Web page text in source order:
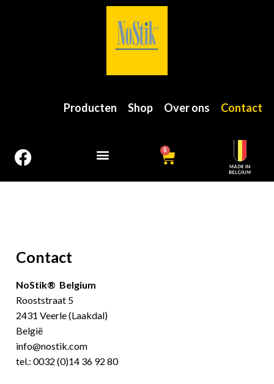
Producten Shop Over ons Contact
0
Contact
NoStik® Belgium
Rooststraat 5
2431 Veerle (Laakdal)
België
info@nostik.com
tel.: 0032 (0)14 36 92 80